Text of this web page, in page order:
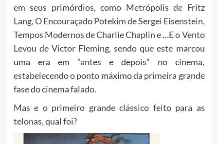
em seus primórdios, como Metrópolis de Fritz
Lang, O Encouraçado Potekim de Sergei Eisenstein,
Tempos Modernos de Charlie Chaplin e …E o Vento
Levou de Victor Fleming, sendo que este marcou
uma era em “antes e depois” no cinema,
estabelecendo o ponto máximo da primeira grande
fase do cinema falado.
Mas e o primeiro grande clássico feito para as
telonas, qual foi?